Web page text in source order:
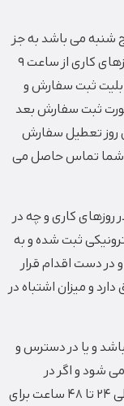
شنبه می باشد به جز
روزهایی که تعطیلی رسمی می باشد و در این روزهای کاری از ساعت 9
قابلیت ثبت سفارش و
ثبت سفارش بعد
روز تعطیل سفارش
شما تماس حاصل می
کاری و چه در
ثبت شده و به
دست اقدام قرار
و میزان اشتباه در
و یا در دسترس و
شود و اگر در
سیستم بانکی مشکلی به وجود بیاید مبلغ در طی 24 تا 48 ساعت برای